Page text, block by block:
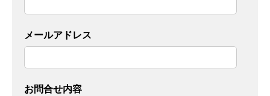
メールアドレス
お問合せ内容